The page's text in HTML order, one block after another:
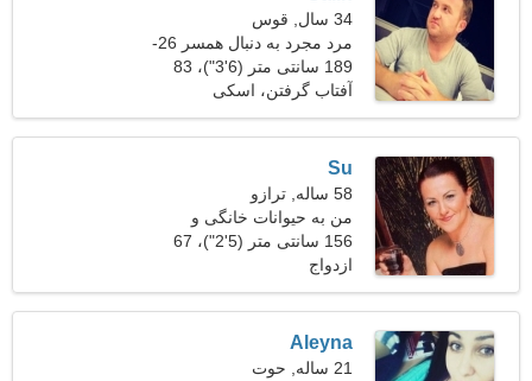
34 سال, قوس
مرد مجرد به دنبال همسر 26-
30
189 سانتی متر (6'3")، 83
کیلوگرم (182 پوند)
آفتاب گرفتن، اسکی
Su
58 ساله, ترازو
من به حیوانات خانگی و
کمپینگ علاقه دارم
156 سانتی متر (5'2")، 67
کیلوگرم (147 پوند)
ازدواج
Aleyna
21 ساله, حوت